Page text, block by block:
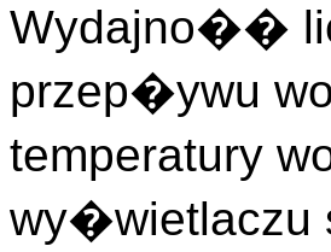
Wydajno��
przep�ywu
temperatury
wy�wietlaczu